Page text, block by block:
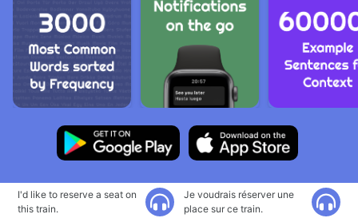
I'd like to reserve a seat on
this train.
Je voudrais réserver une
place sur ce train.